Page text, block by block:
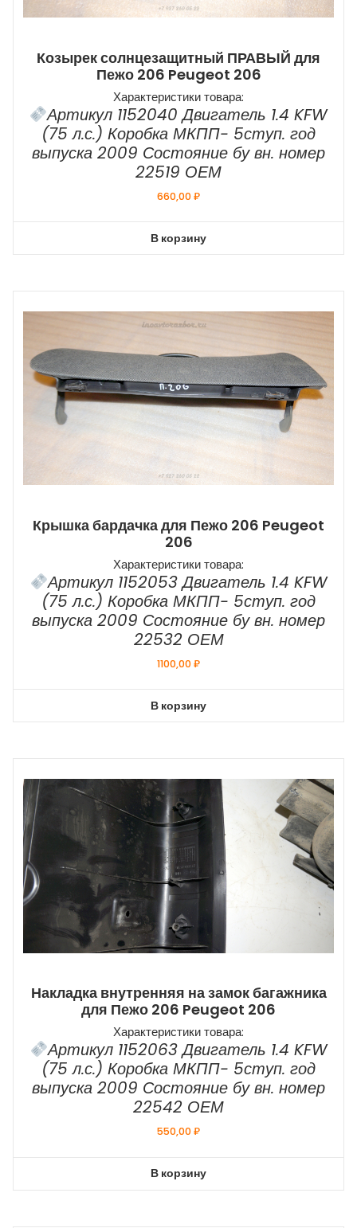
Козырек солнцезащитный ПРАВЫЙ для
Пежо 206 Peugeot 206
Характеристики товара:
Артикул 1152040 Двигатель 1.4 KFW
(75 л.с.) Коробка МКПП- 5ступ. год
выпуска 2009 Состояние бу вн. номер
22519 ОЕМ
660,00₽
В корзину
Крышка бардачка для Пежо 206 Peugeot
206
Характеристики товара:
Артикул 1152053 Двигатель 1.4 KFW
(75 л.с.) Коробка МКПП- 5ступ. год
выпуска 2009 Состояние бу вн. номер
22532 ОЕМ
1100,00₽
В корзину
Накладка внутренняя на замок багажника
для Пежо 206 Peugeot 206
Характеристики товара:
Артикул 1152063 Двигатель 1.4 KFW
(75 л.с.) Коробка МКПП- 5ступ. год
выпуска 2009 Состояние бу вн. номер
22542 ОЕМ
550,00₽
В корзину